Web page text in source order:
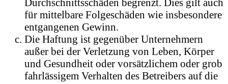
Durchschnittsschäden begrenzt. Dies gilt auch
für mittelbare Folgeschäden wie insbesondere
entgangenen Gewinn.
Die Haftung ist gegenüber Unternehmern
außer bei der Verletzung von Leben, Körper
und Gesundheit oder vorsätzlichem oder grob
fahrlässigem Verhalten des Betreibers auf die